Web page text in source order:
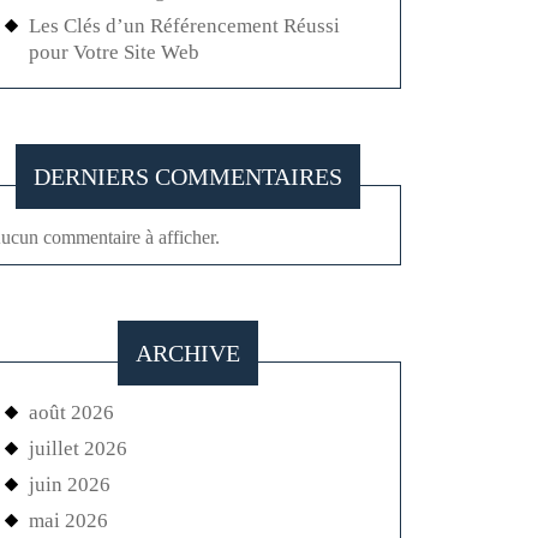
Les Clés d’un Référencement Réussi
pour Votre Site Web
DERNIERS COMMENTAIRES
commentaire à afficher.
ARCHIVE
août 2026
juillet 2026
juin 2026
mai 2026